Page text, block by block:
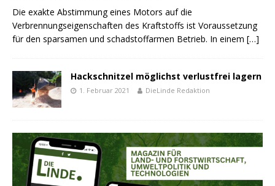
Die exakte Abstimmung eines Motors auf die
Verbrennungseigenschaften des Kraftstoffs ist Voraussetzung
für den sparsamen und schadstoffarmen Betrieb. In einem […]
Hackschnitzel möglichst verlustfrei lagern
1. Februar 2021 DieLinde Redaktion